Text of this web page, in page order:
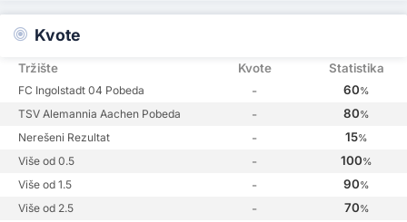
Kvote
Tržište Kvote Statistika
FC Ingolstadt 04 Pobeda - 60%
TSV Alemannia Aachen Pobeda - 80%
Nerešeni Rezultat - 15%
Više od 0.5 - 100%
Više od 1.5 - 90%
Više od 2.5 - 70%